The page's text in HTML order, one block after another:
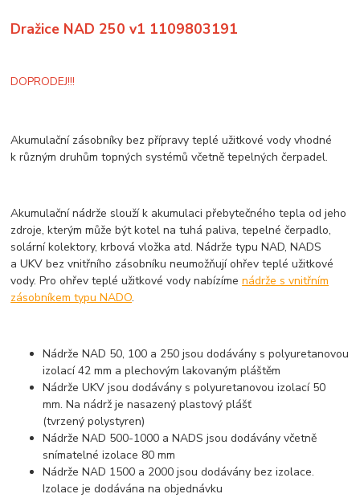
Dražice NAD 250 v1 1109803191
DOPRODEJ!!!
Akumulační zásobníky bez přípravy teplé užitkové vody vhodné
k různým druhům topných systémů včetně tepelných čerpadel.
Akumulační nádrže slouží k akumulaci přebytečného tepla od jeho
zdroje, kterým může být kotel na tuhá paliva, tepelné čerpadlo,
solární kolektory, krbová vložka atd. Nádrže typu NAD, NADS
a UKV bez vnitřního zásobníku neumožňují ohřev teplé užitkové
vody. Pro ohřev teplé užitkové vody nabízímenádrže s vnitřním
zásobníkem typu NADO.
Nádrže NAD 50, 100 a 250 jsou dodávány s polyuretanovou
izolací 42 mm a plechovým lakovaným pláštěm
Nádrže UKV jsou dodávány s polyuretanovou izolací 50
mm. Na nádrž je nasazený plastový plášť
(tvrzený polystyren)
Nádrže NAD 500-1000 a NADS jsou dodávány včetně
snímatelné izolace 80 mm
Nádrže NAD 1500 a 2000 jsou dodávány bez izolace.
Izolace je dodávána na objednávku